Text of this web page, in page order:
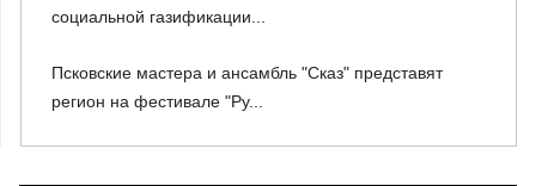
социальной газификации...
Псковские мастера и ансамбль "Сказ" представят
регион на фестивале "Ру...